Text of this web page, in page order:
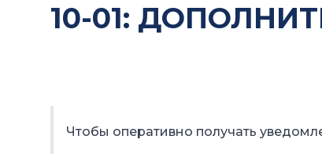
10-01:
Чтобы оперативно получать